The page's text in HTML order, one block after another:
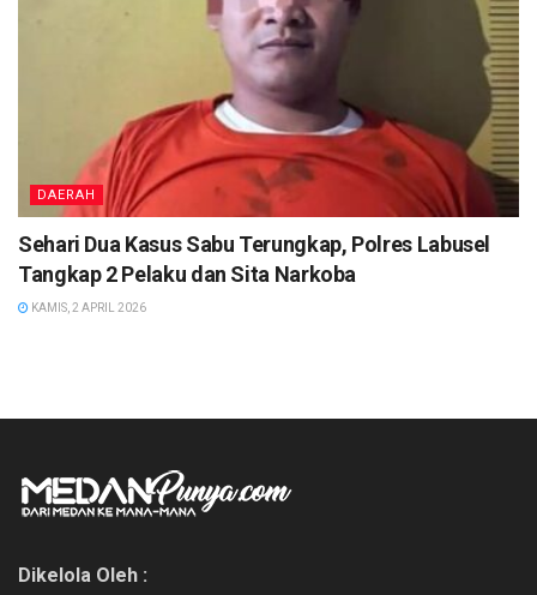
DAERAH
Sehari Dua Kasus Sabu Terungkap, Polres Labusel
Tangkap 2 Pelaku dan Sita Narkoba
KAMIS, 2 APRIL 2026
Dikelola Oleh :